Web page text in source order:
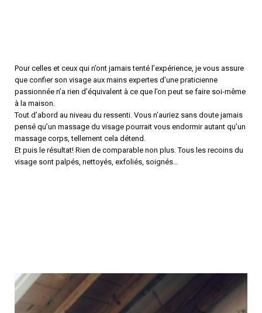
Pour celles et ceux qui n’ont jamais tenté l’expérience, je vous assure
que confier son visage aux mains expertes d’une praticienne
passionnée n’a rien d’équivalent à ce que l’on peut se faire soi-même
à la maison.
Tout d’abord au niveau du ressenti. Vous n’auriez sans doute jamais
pensé qu’un massage du visage pourrait vous endormir autant qu’un
massage corps, tellement cela détend.
Et puis le résultat! Rien de comparable non plus. Tous les recoins du
visage sont palpés, nettoyés, exfoliés, soignés…